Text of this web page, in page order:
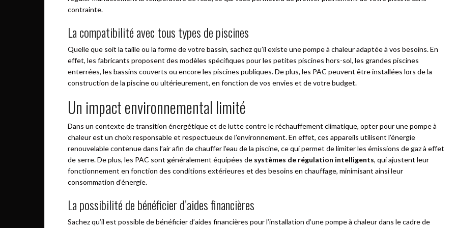
contrainte.
La compatibilité avec tous types de piscines
Quelle que soit la taille ou la forme de votre bassin, sachez qu’il existe une pompe à chaleur adaptée à vos besoins. En
effet, les fabricants proposent des modèles spécifiques pour les petites piscines hors-sol, les grandes piscines
enterrées, les bassins couverts ou encore les piscines publiques. De plus, les PAC peuvent être installées lors de la
construction de la piscine ou ultérieurement, en fonction de vos envies et de votre budget.
Un impact environnemental limité
Dans un contexte de transition énergétique et de lutte contre le réchauffement climatique, opter pour une pompe à
chaleur est un choix responsable et respectueux de l’environnement. En effet, ces appareils utilisent l’énergie
renouvelable contenue dans l’air afin de chauffer l’eau de la piscine, ce qui permet de limiter les émissions de gaz à effet
de serre. De plus, les PAC sont généralement équipées de systèmes de régulation intelligents, qui ajustent leur
fonctionnement en fonction des conditions extérieures et des besoins en chauffage, minimisant ainsi leur
consommation d’énergie.
La possibilité de bénéficier d’aides financières
Sachez qu’il est possible de bénéficier d’aides financières pour l’installation d’une pompe à chaleur dans le cadre de